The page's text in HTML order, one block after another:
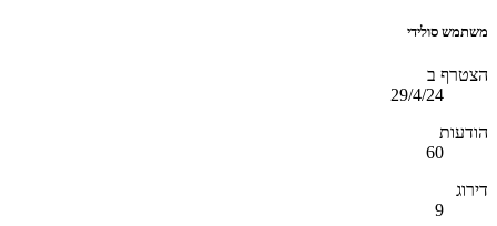
משתמש סולידי
הצטרף ב
29/4/24
הודעות
60
דירוג
9